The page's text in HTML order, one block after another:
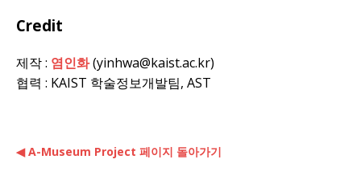
Credit
제작 : 염인화(yinhwa@kaist.ac.kr)
협력 : KAIST 학술정보개발팀, AST
◀ A-Museum Project 페이지 돌아가기